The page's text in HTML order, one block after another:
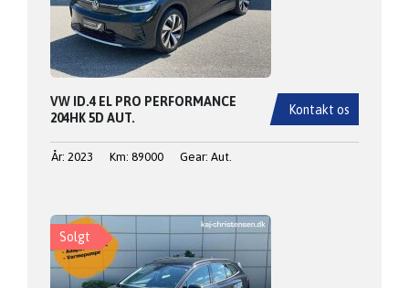
Kontakt os
VW ID.4 EL PRO PERFORMANCE
204HK 5D AUT.
År: 2023 Km: 89000 Gear: Aut.
Solgt